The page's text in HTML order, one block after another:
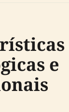
e